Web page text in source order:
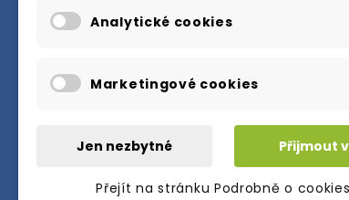
Karly Machové 48 Beroun 266 01
info@englishbooks.cz
© 2026・englishbooks.cz・all
Analytické cookies
Marketingové cookies
Jen nezbytné Přijmout
Přejít na stránku Podrobně o cookies